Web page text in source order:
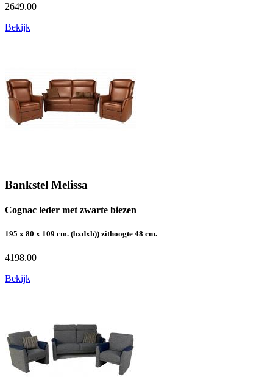
2649.00
Bekijk
Bankstel Melissa
Cognac leder met zwarte biezen
195 x 80 x 109 cm. (bxdxh)) zithoogte 48 cm.
4198.00
Bekijk